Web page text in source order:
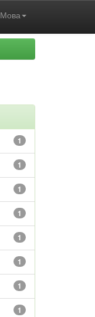
Мова
1
1
1
1
1
1
1
1